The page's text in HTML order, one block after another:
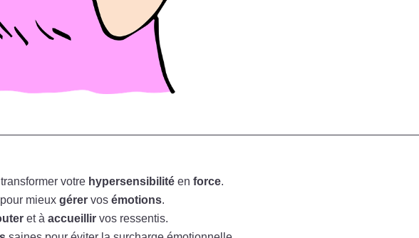
votre hypersensibilité enforce.
mieuxgérer vosémotions.
et àaccueillir vos ressentis.